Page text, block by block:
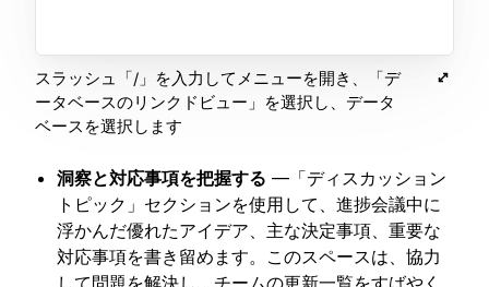
スラッシュ「/」を入力してメニューを開き、「デ
ータベースのリンクドビュー」を選択し、データ
ベースを選択します
洞察と対応事項を把握する —「ディスカッション
トピック」セクションを使用して、進捗会議中に
浮かんだ優れたアイデア、主な決定事項、重要な
対応事項を書き留めます。このスペースは、協力